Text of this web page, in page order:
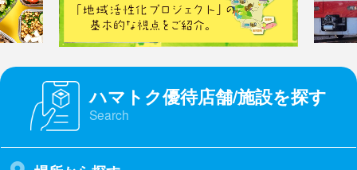
ハマトク優待店舗/施設を探す
Search